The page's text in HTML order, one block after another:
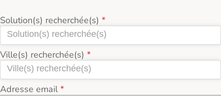
Solution(s) recherchée(s)
Ville(s) recherchée(s)
Adresse email